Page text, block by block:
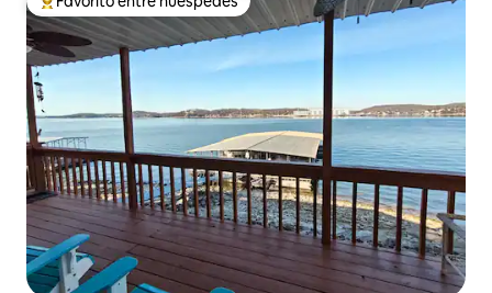
Favorito entre huéspedes preferido